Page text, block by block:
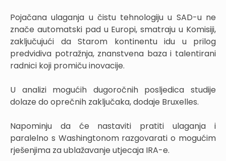
Pojačana ulaganja u čistu tehnologiju u SAD-u ne
znače automatski pad u Europi, smatraju u Komisiji,
zaključujući da Starom kontinentu idu u prilog
predvidiva potražnja, znanstvena baza i talentirani
radnici koji promiču inovacije.
U analizi mogućih dugoročnih posljedica studije
dolaze do oprečnih zaključaka, dodaje Bruxelles.
Napominju da će nastaviti pratiti ulaganja i
paralelno s Washingtonom razgovarati o mogućim
rješenjima za ublažavanje utjecaja IRA-e.